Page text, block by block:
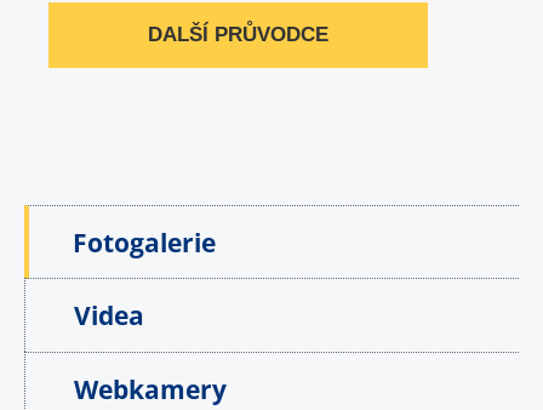
DALŠÍ PRŮVODCE
Fotogalerie
Videa
Webkamery